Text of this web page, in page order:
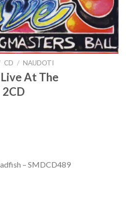
CD / NAUDOTI
At The
– SMDCD489